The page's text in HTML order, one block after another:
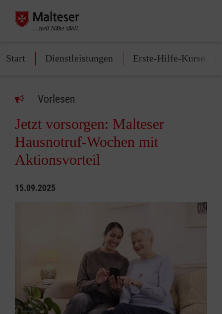
Start Dienstleistungen Erste-Hilfe-Kurse
Vorlesen
Jetzt vorsorgen: Malteser
Hausnotruf-Wochen mit
Aktionsvorteil
15.09.2025